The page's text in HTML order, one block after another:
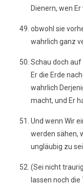
Dienern, wen
obwohl sie
wahrlich ganz
Schau doch
Er die Erde
wahrlich
macht, und Er
Und wenn Wir
werden sähen,
ungläubig zu
(Sei nicht
lassen noch